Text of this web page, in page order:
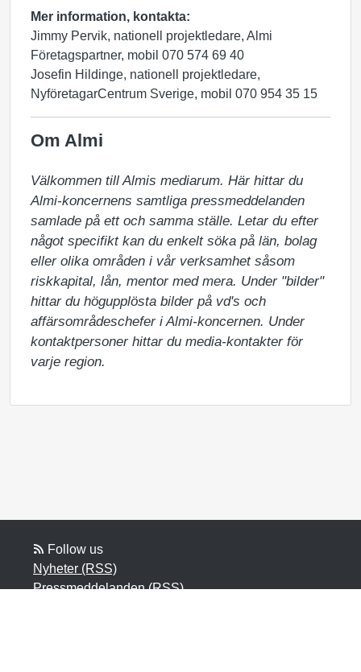
Mer information, kontakta:
Jimmy Pervik, nationell projektledare, Almi
Företagspartner, mobil 070 574 69 40
Josefin Hildinge, nationell projektledare,
NyföretagarCentrum Sverige, mobil 070 954 35 15
Om Almi
Välkommen till Almis mediarum. Här hittar du
Almi-koncernens samtliga pressmeddelanden
samlade på ett och samma ställe. Letar du efter
något specifikt kan du enkelt söka på län, bolag
eller olika områden i vår verksamhet såsom
riskkapital, lån, mentor med mera. Under "bilder"
hittar du högupplösta bilder på vd's och
affärsområdeschefer i Almi-koncernen. Under
kontaktpersoner hittar du media-kontakter för
varje region.
Follow us
Nyheter (RSS)
Pressmeddelanden (RSS)